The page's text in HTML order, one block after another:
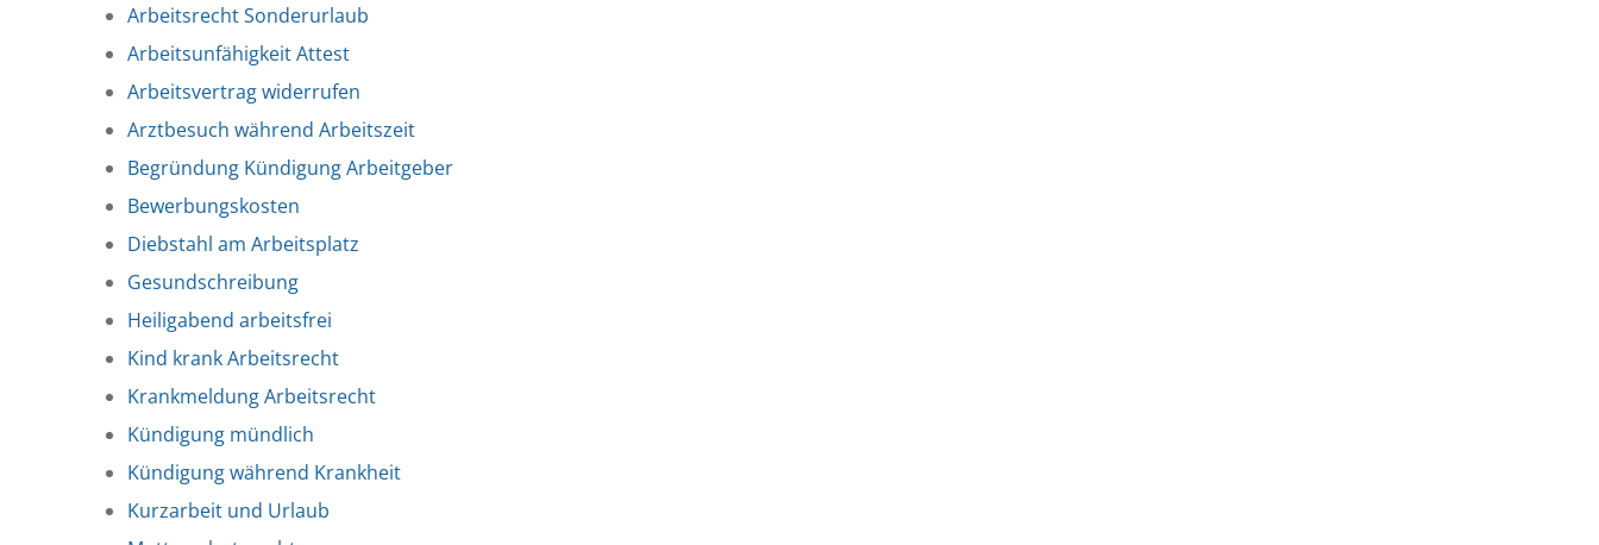
Arbeitsrecht Sonderurlaub
Arbeitsunfähigkeit Attest
Arbeitsvertrag widerrufen
Arztbesuch während Arbeitszeit
Begründung Kündigung Arbeitgeber
Bewerbungskosten
Diebstahl am Arbeitsplatz
Gesundschreibung
Heiligabend arbeitsfrei
Kind krank Arbeitsrecht
Krankmeldung Arbeitsrecht
Kündigung mündlich
Kündigung während Krankheit
Kurzarbeit und Urlaub